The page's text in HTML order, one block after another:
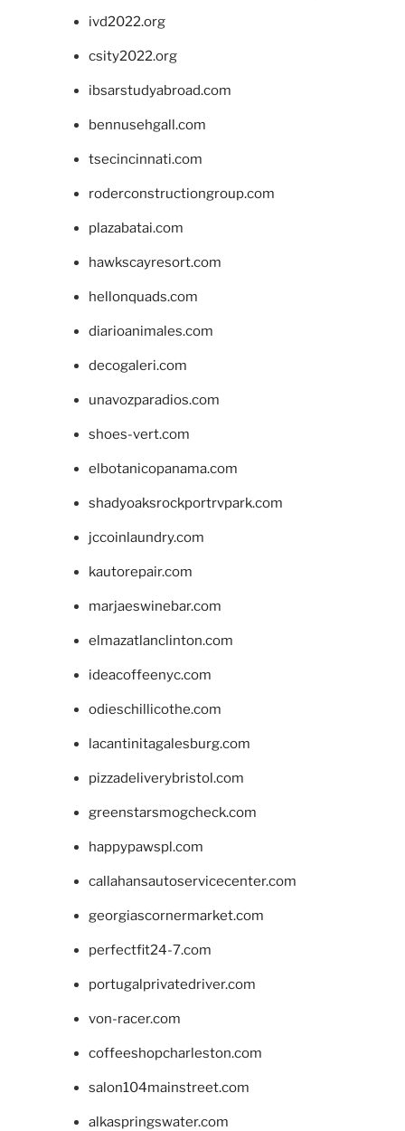
ivd2022.org
csity2022.org
ibsarstudyabroad.com
bennusehgall.com
tsecincinnati.com
roderconstructiongroup.com
plazabatai.com
hawkscayresort.com
hellonquads.com
diarioanimales.com
decogaleri.com
unavozparadios.com
shoes-vert.com
elbotanicopanama.com
shadyoaksrockportrvpark.com
jccoinlaundry.com
kautorepair.com
marjaeswinebar.com
elmazatlanclinton.com
ideacoffeenyc.com
odieschillicothe.com
lacantinitagalesburg.com
pizzadeliverybristol.com
greenstarsmogcheck.com
happypawspl.com
callahansautoservicecenter.com
georgiascornermarket.com
perfectfit24-7.com
portugalprivatedriver.com
von-racer.com
coffeeshopcharleston.com
salon104mainstreet.com
alkaspringswater.com